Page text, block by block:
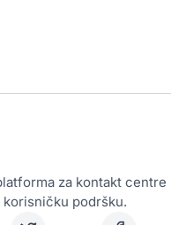
za kontakt centre
podršku.